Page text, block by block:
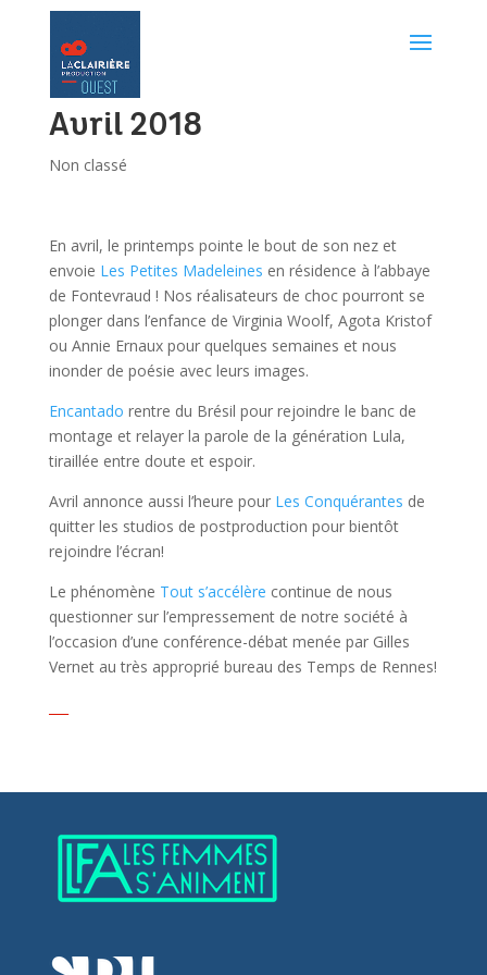
Avril 2018
Non classé
En avril, le printemps pointe le bout de son nez et
envoie Les Petites Madeleines en résidence à l’abbaye
de Fontevraud ! Nos réalisateurs de choc pourront se
plonger dans l’enfance de Virginia Woolf, Agota Kristof
ou Annie Ernaux pour quelques semaines et nous
inonder de poésie avec leurs images.
Encantado rentre du Brésil pour rejoindre le banc de
montage et relayer la parole de la génération Lula,
tiraillée entre doute et espoir.
Avril annonce aussi l’heure pour Les Conquérantes de
quitter les studios de postproduction pour bientôt
rejoindre l’écran!
Le phénomène Tout s’accélère continue de nous
questionner sur l’empressement de notre société à
l’occasion d’une conférence-débat menée par Gilles
Vernet au très approprié bureau des Temps de Rennes!